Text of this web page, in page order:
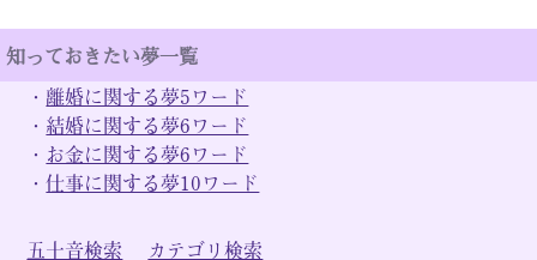
知っておきたい夢一覧
・ 離婚に関する夢5ワード
・ 結婚に関する夢6ワード
・ お金に関する夢6ワード
・仕事に関する夢10ワード
五十音検索 カテゴリ検索